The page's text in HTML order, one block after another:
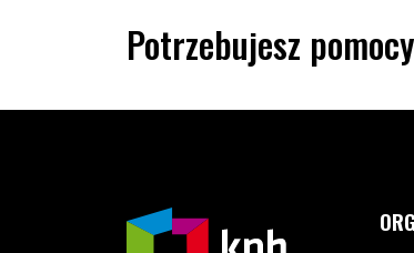
Potrzebujesz